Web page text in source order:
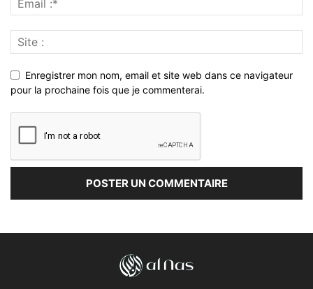
Enregistrer mon nom, email et site web dans ce navigateur
pour la prochaine fois que je commenterai.